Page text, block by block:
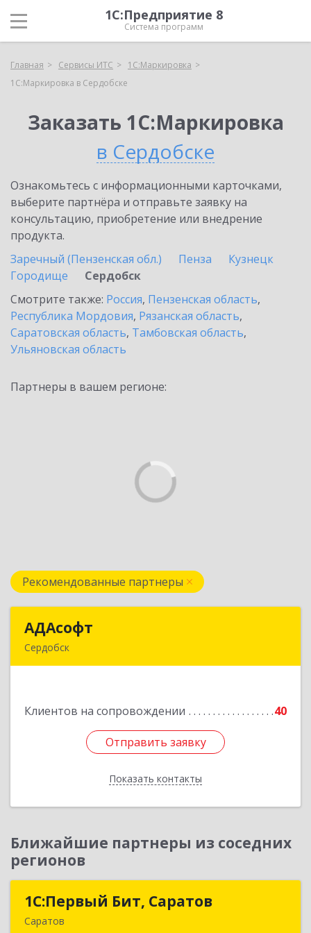
1С:Предприятие 8
Система программ
Главная Сервисы ИТС
1С:Маркировка
1С:Маркировка в Сердобске
Заказать 1С:Маркировка
в Сердобске
Ознакомьтесь с информационными карточками,
выберите партнёра и отправьте заявку на
консультацию, приобретение или внедрение
продукта.
Заречный (Пензенская обл.)
Пенза
Кузнецк
Городище
Сердобск
Смотрите также: Россия, Пензенская область,
Республика Мордовия, Рязанская область,
Саратовская область, Тамбовская область,
Ульяновская область
Партнеры в вашем регионе:
Рекомендованные партнеры
АДАсофт
Сердобск
Клиентов на сопровождении 40
Отправить заявку
Показать контакты
Подробнее
Отправить заявку
Назад
Ближайшие партнеры из соседних
регионов
1С:Первый Бит, Саратов
Саратов
1С:Первый Бит, Саратов